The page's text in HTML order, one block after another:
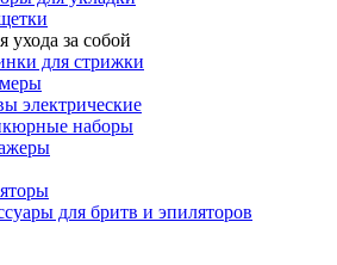
ухода за собой
для стрижки
электрические
наборы
для бритв и эпиляторов